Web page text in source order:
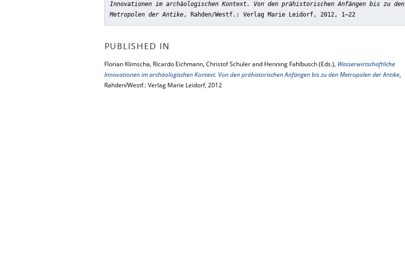
Innovationen im archäologischen Kontext. Von den prähistorischen Anfängen bis zu den
Metropolen der Antike, Rahden/Westf.: Verlag Marie Leidorf, 2012, 1–22
PUBLISHED IN
Florian Klimscha, Ricardo Eichmann, Christof Schuler and Henning Fahlbusch (Eds.), Wasserwirtschaftliche
Innovationen im archäologischen Kontext. Von den prähistorischen Anfängen bis zu den Metropolen der Antike,
Rahden/Westf.: Verlag Marie Leidorf, 2012